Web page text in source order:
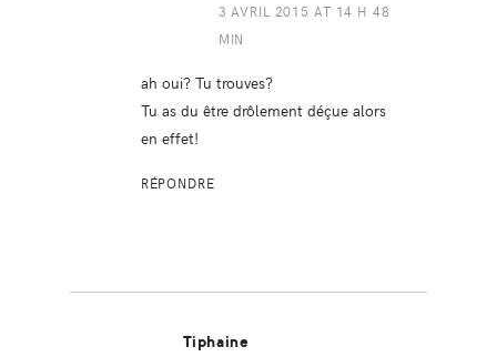
3 AVRIL 2015 AT 14 H 48
MIN
ah oui? Tu trouves?
Tu as du être drôlement déçue alors
en effet!
RÉPONDRE
Tiphaine